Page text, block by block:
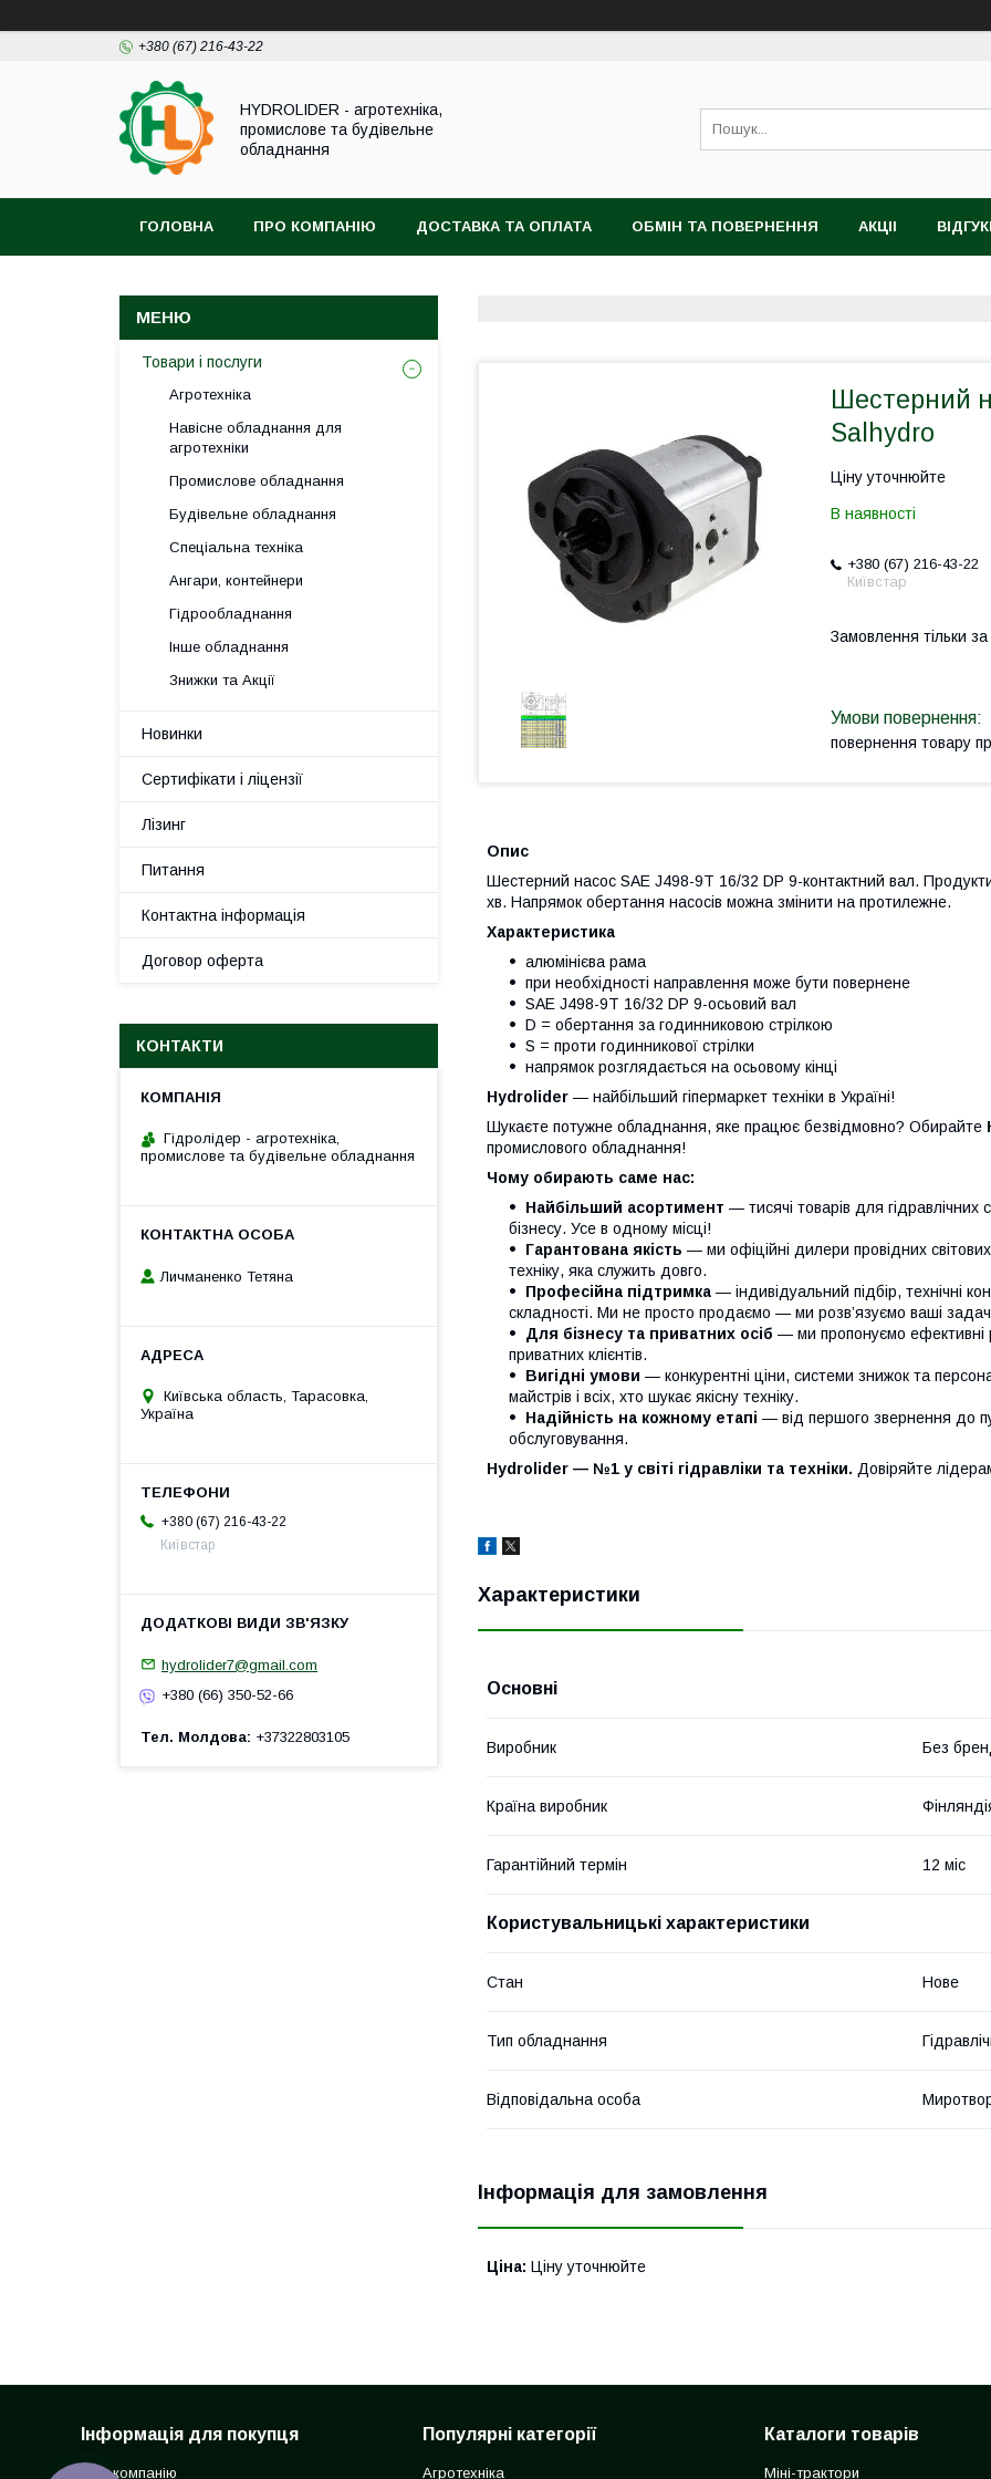
+380 (67) 216-43-22
HYDROLIDER - агротехніка,
промислове та будівельне
обладнання
ГОЛОВНА ПРО КОМПАНІЮ ДОСТАВКА ТА ОПЛАТА ОБМІН ТА ПОВЕРНЕННЯ АКЦІІ
Шестерний
Salhydro
Ціну уточнюйте
В наявності
+380 (67) 216-43-22
Київстар
Замовлення тільки
повернення товару
Опис
Шестерний насос SAE J498-9T 16/32 DP 9-контактний вал.
хв. Напрямок обертання насосів можна змінити на протилежне.
Характеристика
алюмінієва рама
при необхідності направлення може бути повернене
SAE J498-9T 16/32 DP 9-осьовий вал
D = обертання за годинниковою стрілкою
S = проти годинникової стрілки
напрямок розглядається на осьовому кінці
Hydrolider — найбільший гіпермаркет техніки в Україні!
Шукаєте потужне обладнання, яке працює безвідмовно? Обирайте
промислового обладнання!
Чому обирають саме нас:
Найбільший асортимент — тисячі товарів для гідравлічних
бізнесу. Усе в одному місці!
Гарантована якість — ми офіційні дилери провідних
техніку, яка служить довго.
Професійна підтримка — індивідуальний підбір, технічні
складності. Ми не просто продаємо — ми розв’язуємо ваші
Для бізнесу та приватних осіб — ми пропонуємо ефективні
приватних клієнтів.
Вигідні умови — конкурентні ціни, системи знижок та
майстрів і всіх, хто шукає якісну техніку.
Надійність на кожному етапі — від першого звернення до
обслуговування.
Hydrolider — №1 у світі гідравліки та техніки. Довіряйте
Характеристики
Основні
Виробник Без
Країна виробник
Гарантійний термін 12 міс
Користувальницькі характеристики
Стан Нове
Тип обладнання
Відповідальна особа
Інформація для замовлення
Ціна: Ціну уточнюйте
Товари і послуги
Агротехніка
Навісне обладнання для
агротехніки
Промислове обладнання
Будівельне обладнання
Спеціальна техніка
Ангари, контейнери
Гідрообладнання
Інше обладнання
Знижки та Акції
Новинки
Сертифікати і ліцензії
Лізинг
Питання
Контактна інформація
Договор оферта
КОНТАКТИ
Гідролідер - агротехніка,
промислове та будівельне обладнання
Личманенко Тетяна
Київська область, Тарасовка,
Україна
+380 (67) 216-43-22
Київстар
hydrolider7@gmail.com
+380 (66) 350-52-66
Тел. Молдова +37322803105
Інформація для покупця
Про компанію
Популярні категорії
Агротехніка
Каталоги товарів
Міні-трактори